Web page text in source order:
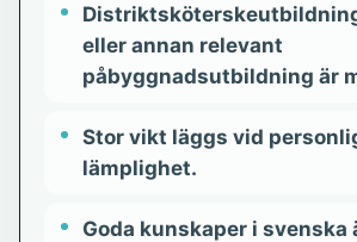
eller annan relevant
påbyggnadsutbildning är
Stor vikt läggs vid
lämplighet.
Goda kunskaper i svenska